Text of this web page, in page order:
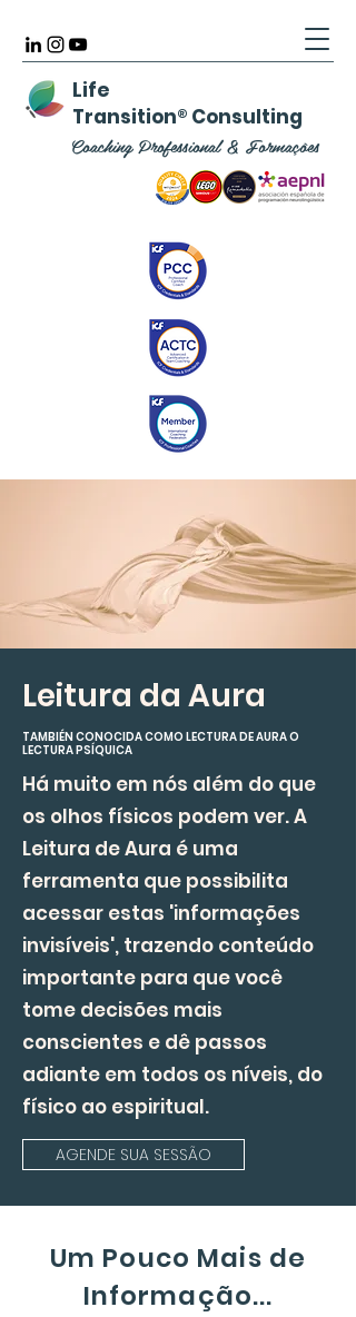
Life
Transition® Consulting
Coaching Professional & Formações
Leitura da Aura
TAMBIÉN CONOCIDA COMO LECTURA DE AURA O
LECTURA PSÍQUICA
Há muito em nós além do que
os olhos físicos podem ver. A
Leitura de Aura é uma
ferramenta que possibilita
acessar estas 'informações
invisíveis', trazendo conteúdo
importante para que você
tome decisões mais
conscientes e dê passos
adiante em todos os níveis, do
físico ao espiritual.
AGENDE SUA SESSÃO
Um Pouco Mais de
Informação...